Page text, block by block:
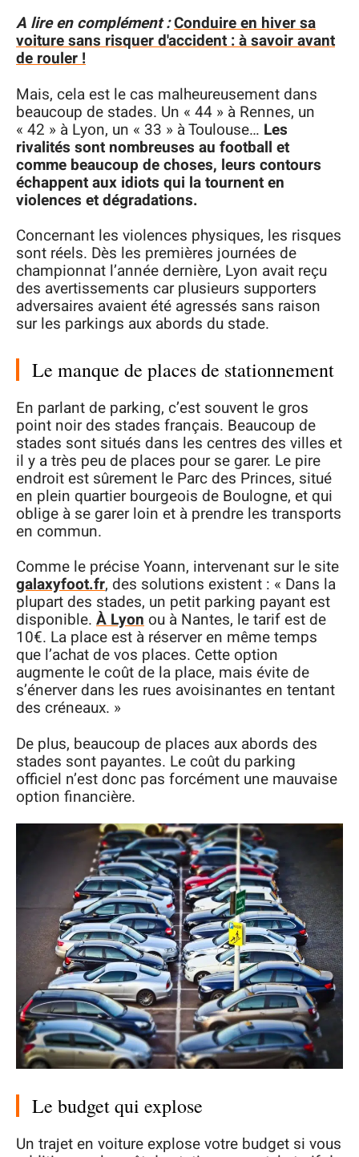
A lire en complément :Conduire en hiver sa
voiture sans risquer d'accident : à savoir avant
de rouler !
Mais, cela est le cas malheureusement dans
beaucoup de stades. Un « 44 » à Rennes, un
« 42 » à Lyon, un « 33 » à Toulouse… Les
rivalités sont nombreuses au football et
comme beaucoup de choses, leurs contours
échappent aux idiots qui la tournent en
violences et dégradations.
Concernant les violences physiques, les risques
sont réels. Dès les premières journées de
championnat l’année dernière, Lyon avait reçu
des avertissements car plusieurs supporters
adversaires avaient été agressés sans raison
sur les parkings aux abords du stade.
Le manque de places de stationnement
En parlant de parking, c’est souvent le gros
point noir des stades français. Beaucoup de
stades sont situés dans les centres des villes et
il y a très peu de places pour se garer. Le pire
endroit est sûrement le Parc des Princes, situé
en plein quartier bourgeois de Boulogne, et qui
oblige à se garer loin et à prendre les transports
en commun.
Comme le précise Yoann, intervenant sur le site
galaxyfoot.fr, des solutions existent : « Dans la
plupart des stades, un petit parking payant est
disponible. À Lyon ou à Nantes, le tarif est de
10€. La place est à réserver en même temps
que l’achat de vos places. Cette option
augmente le coût de la place, mais évite de
s’énerver dans les rues avoisinantes en tentant
des créneaux. »
De plus, beaucoup de places aux abords des
stades sont payantes. Le coût du parking
officiel n’est donc pas forcément une mauvaise
option financière.
Le budget qui explose
Un trajet en voiture explose votre budget si vous